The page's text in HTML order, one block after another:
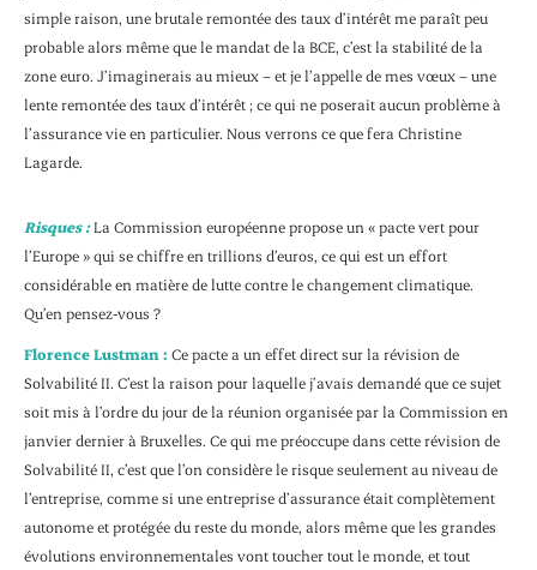
simple raison, une brutale remontée des taux d’intérêt me paraît peu
probable alors même que le mandat de la BCE, c’est la stabilité de la
zone euro. J’imaginerais au mieux – et je l’appelle de mes vœux – une
lente remontée des taux d’intérêt ; ce qui ne poserait aucun problème à
l’assurance vie en particulier. Nous verrons ce que fera Christine
Lagarde.
Risques :La Commission européenne propose un « pacte vert pour
l’Europe » qui se chiffre en trillions d’euros, ce qui est un effort
considérable en matière de lutte contre le changement climatique.
Qu’en pensez-vous ?
Florence Lustman : Ce pacte a un effet direct sur la révision de
Solvabilité II. C’est la raison pour laquelle j’avais demandé que ce sujet
soit mis à l’ordre du jour de la réunion organisée par la Commission en
janvier dernier à Bruxelles. Ce qui me préoccupe dans cette révision de
Solvabilité II, c’est que l’on considère le risque seulement au niveau de
l’entreprise, comme si une entreprise d’assurance était complètement
autonome et protégée du reste du monde, alors même que les grandes
évolutions environnementales vont toucher tout le monde, et tout